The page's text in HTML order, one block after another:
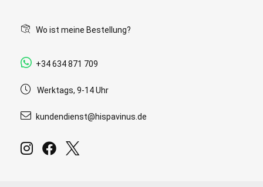
Wo ist meine Bestellung?
+34 634 871 709
Werktags, 9-14 Uhr
kundendienst@hispavinus.de